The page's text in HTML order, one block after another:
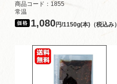
商品コード：1855
常温
1,080円/1150g(本)（税込み）